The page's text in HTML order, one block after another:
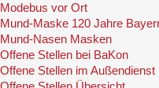
Modebus vor Ort
Mund-Maske 120 Jahre
Mund-Nasen Masken
Offene Stellen bei BaKon
Offene Stellen im Außendienst